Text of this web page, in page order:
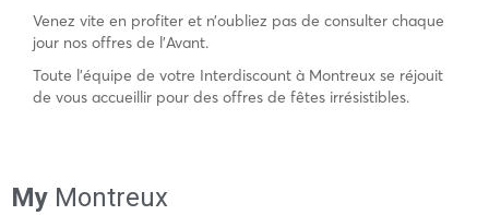
Venez vite en profiter et n’oubliez pas de consulter chaque
jour nos offres de l’Avant.
Toute l’équipe de votre Interdiscount à Montreux se réjouit
de vous accueillir pour des offres de fêtes irrésistibles.
My Montreux